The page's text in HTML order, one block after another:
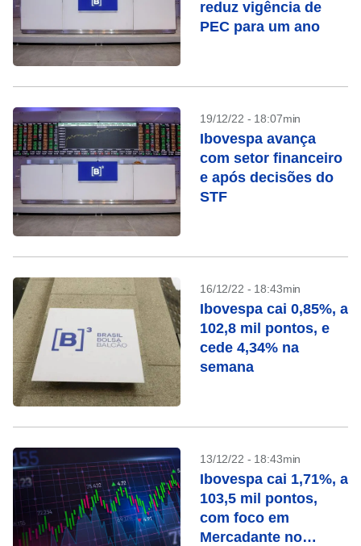
reduz vigência de
PEC para um ano
19/12/22 - 18:07min
Ibovespa avança
com setor financeiro
e após decisões do
STF
16/12/22 - 18:43min
Ibovespa cai 0,85%, a
102,8 mil pontos, e
cede 4,34% na
semana
13/12/22 - 18:43min
Ibovespa cai 1,71%, a
103,5 mil pontos,
com foco em
Mercadante no